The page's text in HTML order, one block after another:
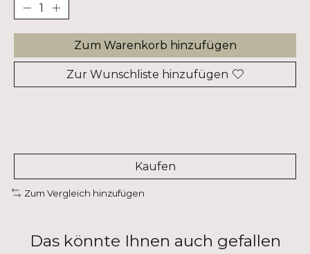
Zum Warenkorb hinzufügen
Zur Wunschliste hinzufügen
Kaufen
Zum Vergleich hinzufügen
Das könnte Ihnen auch gefallen